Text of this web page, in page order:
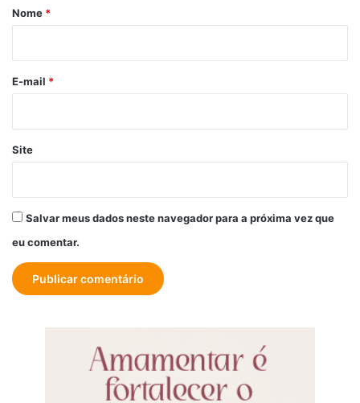
r
*
Nome *
E-mail *
Site
Salvar meus dados neste navegador para a próxima vez que
eu comentar.